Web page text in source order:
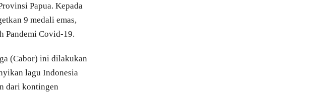
Papua. Kepada
9 medali emas,
Pandemi Covid-19.
(Cabor) ini dilakukan
lagu Indonesia
dari kontingen